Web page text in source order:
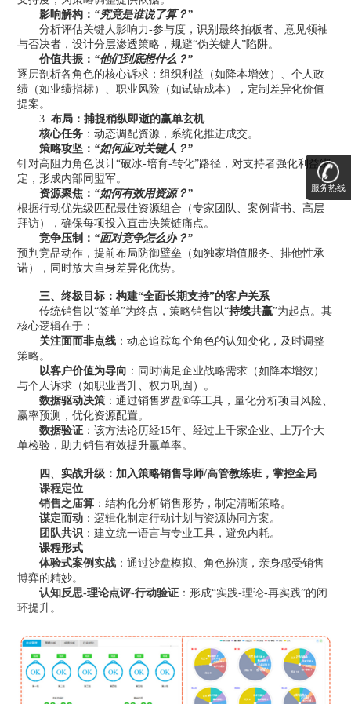
服务热线
影响解构： “究竟是谁说了算？”
分析评估关键人影响力-参与度，识别最终拍板者、意见领袖
与否决者，设计分层渗透策略，规避“伪关键人”陷阱。
价值共振 ： “他们到底想什么？”
逐层剖析各角色的核心诉求：组织利益（如降本增效）、个人政
绩（如业绩指标）、职业风险（如试错成本），定制差异化价值
提案。
3 布局：捕捉稍纵即逝的赢单玄机
核心任务 ：动态调配资源，系统化推进成交。
策略攻坚 ： “如何应对关键人？”
针对高阻力角色设计“破冰-培育-转化”路径，对支持者强化利益绑
定，形成内部同盟军。
资源聚焦 ： “如何有效用资源？”
根据行动优先级匹配最佳资源组合（专家团队、案例背书、高层
拜访），确保每项投入直击决策链痛点。
竞争压制 ： “面对竞争怎么办？”
预判竞品动作，提前布局防御壁垒（如独家增值服务、排他性承
诺），同时放大自身差异化优势。
三、终极目标：构建“全面长期支持”的客户关系
传统销售以“签单”为终点，策略销售以“持续共赢”为起点。其
核心逻辑在于：
关注面而非点线 ：动态追踪每个角色的认知变化，及时调整
策略。
以客户价值为导向 ：同时满足企业战略需求（如降本增效）
与个人诉求（如职业晋升、权力巩固）。
数据驱动决策 ：通过销售罗盘®等工具，量化分析项目风险、
赢率预测，优化资源配置。
数据验证 ：该方法论历经15年、经过上千家企业、上万个大
单检验，助力销售有效提升赢单率。
四 、实战升级：加入策略销售导师/高管教练班，掌控全局
课程定位
销售之庙算 ：结构化分析销售形势，制定清晰策略。
谋定而动 ：逻辑化制定行动计划与资源协同方案。
团队共识 ：建立统一语言与专业工具，避免内耗。
课程形式
体验式案例实战 ：通过沙盘模拟 、角色扮演，亲身感受销售
博弈的精妙。
认知反思-理论点评-行动验证 ：形成“实践-理论-再实践”的闭
环提升。